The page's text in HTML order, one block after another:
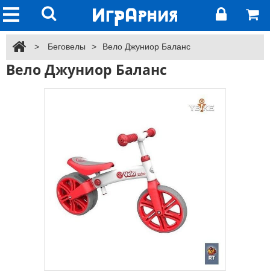
> Беговелы > Вело Джуниор Баланс
Вело Джуниор Баланс